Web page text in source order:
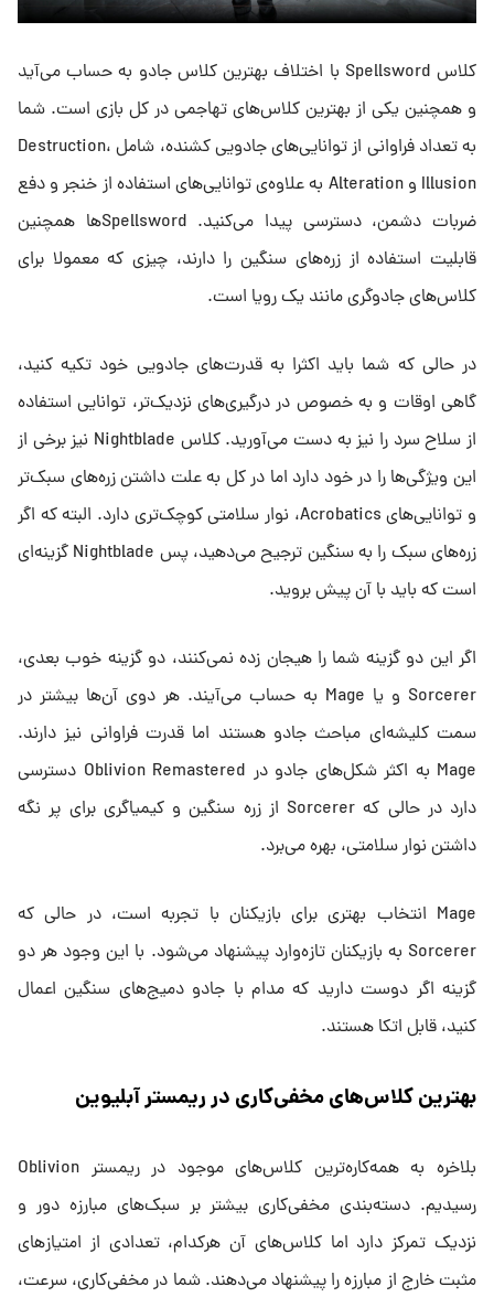
کلاس Spellsword با اختلاف بهترین کلاس جادو به حساب می‌آید
و همچنین یکی از بهترین کلاس‌های تهاجمی در کل بازی است. شما
به تعداد فراوانی از توانایی‌های جادویی کشنده، شامل Destruction،
Illusion و Alteration به علاوه‌ی توانایی‌های استفاده از خنجر و دفع
ضربات دشمن، دسترسی پیدا می‌کنید. Spellswordها همچنین
قابلیت استفاده از زره‌های سنگین را دارند، چیزی که معمولا برای
کلاس‌های جادوگری مانند یک رویا است.
در حالی که شما باید اکثرا به قدرت‌های جادویی خود تکیه کنید،
گاهی اوقات و به خصوص در درگیری‌های نزدیک‌تر، توانایی استفاده
از سلاح سرد را نیز به دست می‌آورید. کلاس Nightblade نیز برخی از
این ویژگی‌ها را در خود دارد اما در کل به علت داشتن زره‌های سبک‌تر
و توانایی‌های Acrobatics، نوار سلامتی کوچک‌تری دارد. البته که اگر
زره‌های سبک را به سنگین ترجیح می‌دهید، پس Nightblade گزینه‌ای
است که باید با آن پیش بروید.
اگر این دو گزینه شما را هیجان زده نمی‌کنند، دو گزینه خوب بعدی،
Sorcerer و یا Mage به حساب می‌آیند. هر دوی آن‌ها بیشتر در
سمت کلیشه‌ای مباحث جادو هستند اما قدرت فراوانی نیز دارند.
Mage به اکثر شکل‌های جادو در Oblivion Remastered دسترسی
دارد در حالی که Sorcerer از زره سنگین و کیمیاگری برای پر نگه
داشتن نوار سلامتی، بهره می‌برد.
Mage انتخاب بهتری برای بازیکنان با تجربه است، در حالی که
Sorcerer به بازیکنان تازه‌وارد پیشنهاد می‌شود. با این وجود هر دو
گزینه اگر دوست دارید که مدام با جادو دمیج‌های سنگین اعمال
کنید، قابل اتکا هستند.
بهترین کلاس‌های مخفی‌کاری در ریمستر آبلیوین
بلاخره به همه‌کاره‌ترین کلاس‌های موجود در ریمستر Oblivion
رسیدیم. دسته‌بندی مخفی‌کاری بیشتر بر سبک‌های مبارزه دور و
نزدیک تمرکز دارد اما کلاس‌های آن هرکدام، تعدادی از امتیاز‌های
مثبت خارج از مبارزه را پیشنهاد می‌دهند. شما در مخفی‌کاری، سرعت،